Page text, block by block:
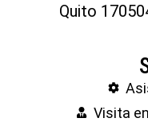
Quito
Visita